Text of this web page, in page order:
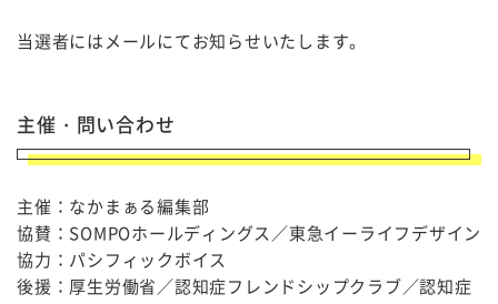
当選者にはメールにてお知らせいたします。
主催・問い合わせ
主催：なかまぁる編集部
協賛：SOMPOホールディングス／東急イーライフデザイン
協力：パシフィックボイス
後援：厚生労働省／認知症フレンドシップクラブ／認知症